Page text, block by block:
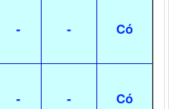
- - Có
- - Có